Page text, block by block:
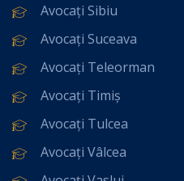
Avocați Sibiu
Avocați Suceava
Avocați Teleorman
Avocați Timiș
Avocați Tulcea
Avocați Vâlcea